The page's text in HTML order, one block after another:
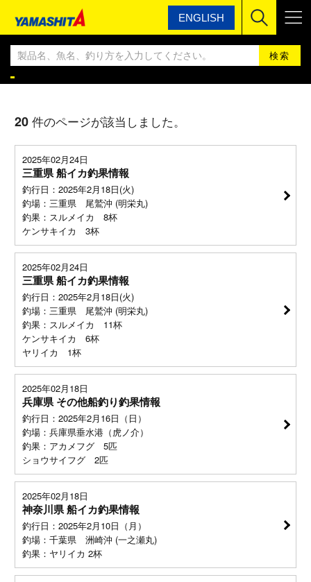
ENGLISH
ヤマシタ ヤマシタ釣果情報BLOG
ヤマシタ釣果情報
20 件のページが該当しました。
2025年02月24日
三重県 船イカ釣果情報
釣行日：2025年2月18日(火)
釣場：三重県 尾鷲沖 (明栄丸)
釣果：スルメイカ 8杯
ケンサキイカ 3杯
2025年02月24日
三重県 船イカ釣果情報
釣行日：2025年2月18日(火)
釣場：三重県 尾鷲沖 (明栄丸)
釣果：スルメイカ 11杯
ケンサキイカ 6杯
ヤリイカ 1杯
2025年02月18日
兵庫県 その他船釣り釣果情報
釣行日：2025年2月16日（日）
釣場：兵庫県垂水港（虎ノ介）
釣果：アカメフグ 5匹
ショウサイフグ 2匹
2025年02月18日
神奈川県 船イカ釣果情報
釣行日：2025年2月10日（月）
釣場：千葉県 洲崎沖 (一之瀬丸)
釣果：ヤリイカ 2杯